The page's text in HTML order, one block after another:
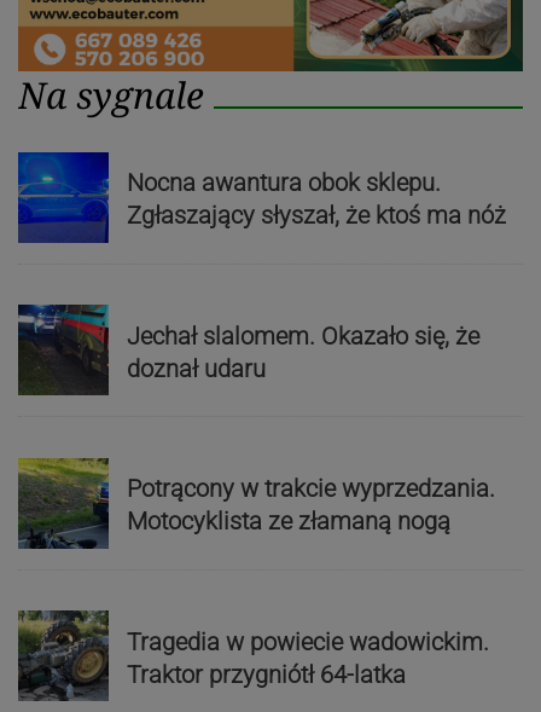
Na sygnale
Nocna awantura obok sklepu.
Zgłaszający słyszał, że ktoś ma nóż
Jechał slalomem. Okazało się, że
doznał udaru
Potrącony w trakcie wyprzedzania.
Motocyklista ze złamaną nogą
Tragedia w powiecie wadowickim.
Traktor przygniótł 64-latka